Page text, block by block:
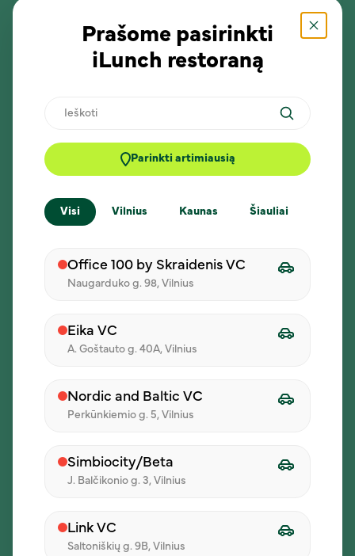
Lietiniai su kumpiu ir
sūriu
6,20 €
Natūralus kijevo
kotletas
čili con carne
su teriyaki - ajoli padažu
5,20 €
Prašome pasirinkti
iLunch restoraną
Ieškoti
Parinkti artimiausią
Visi Vilnius Kaunas Šiauliai
Office 100 by Skraidenis VC
Naugarduko g. 98, Vilnius
Eika VC
A. Goštauto g. 40A, Vilnius
Nordic and Baltic VC
Perkūnkiemio g. 5, Vilnius
Simbiocity/Beta
J. Balčikonio g. 3, Vilnius
Link VC
Saltoniškių g. 9B, Vilnius